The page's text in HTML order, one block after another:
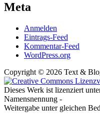
Meta
Anmelden
Eintrags-Feed
Kommentar-Feed
WordPress.org
Copyright © 2026 Text &
Dieses Werk ist lizenziert
Namensnennung -
Weitergabe unter gleichen